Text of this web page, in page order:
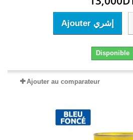
Ajouter إشري
Disponible
Ajouter au comparateur